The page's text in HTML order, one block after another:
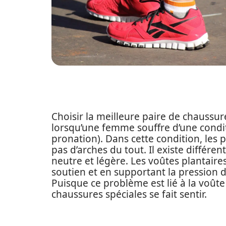
Choisir la meilleure paire de
lorsqu’une femme souffre d’une
pronation). Dans cette condition, les
pas d’arches du tout. Il existe
neutre et légère. Les voûtes
soutien et en supportant la pression
Puisque ce problème est lié à la
chaussures spéciales se fait sentir.